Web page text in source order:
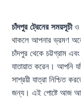
চাঁদপুর ট্রেনের সময়সূচীও
থাকলে আপনার ভ্রমণ
চাঁদপুর থেকে চট্টগ্রাম
যাতায়াত করেন। আপনি
সাশ্রয়ী যাত্রা নিশ্চিত
জন্য। এই পোষ্টে আজ